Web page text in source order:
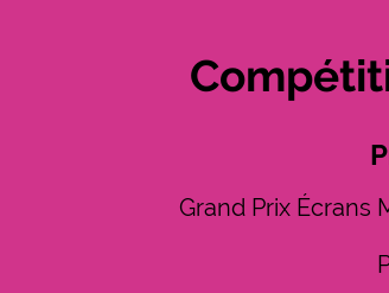
Grand Prix